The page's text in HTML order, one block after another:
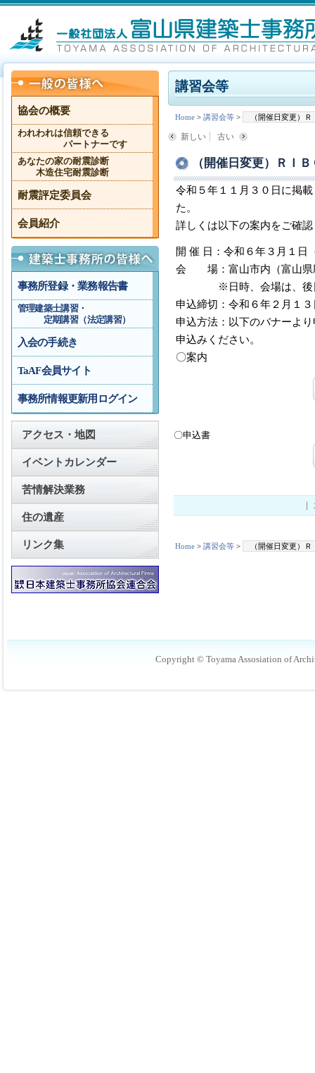
講習会等
Home > 講習会等 > （開催日変更）
新しい 古い
（開催日変更）ＲＩ
令和５年１１月３０日に掲
た。
詳しくは以下の案内をご確
開 催 日：令和６年３月１日
会 場：富山市内（富山県
※日時、会場は、後日
申込締切：令和６年２月１
申込方法：以下のバナーよ
申込みください。
〇案内
〇申込書
Home > 講習会等 > （開催日変更）
協会の概要
われわれは信頼できる
パートナーです
あなたの家の耐震診断
木造住宅耐震診断
耐震評定委員会
会員紹介
事務所登録・業務報告書
管理建築士講習・
定期講習（法定講習）
入会の手続き
TaAF会員サイト
事務所情報更新用ログイン
アクセス・地図
イベントカレンダー
苦情解決業務
住の遺産
リンク集
Copyright © Toyama Assosiation of